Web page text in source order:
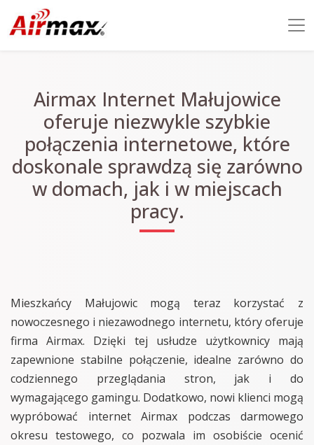
Airmax Internet Małujowice
oferuje niezwykle szybkie
połączenia internetowe, które
doskonale sprawdzą się zarówno
w domach, jak i w miejscach
pracy.
Mieszkańcy Małujowic mogą teraz korzystać z
nowoczesnego i niezawodnego internetu, który oferuje
firma Airmax. Dzięki tej usłudze użytkownicy mają
zapewnione stabilne połączenie, idealne zarówno do
codziennego przeglądania stron, jak i do
wymagającego gamingu. Dodatkowo, nowi klienci mogą
wypróbować internet Airmax podczas darmowego
okresu testowego, co pozwala im osobiście ocenić